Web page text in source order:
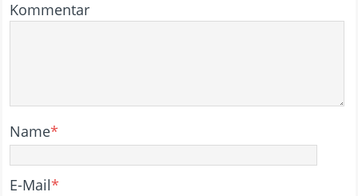
Kommentar
Name*
E-Mail*